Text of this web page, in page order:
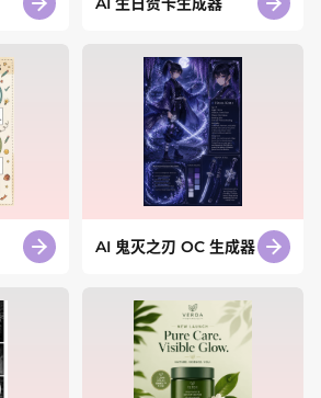
AI 鬼灭之刃 OC 生成器